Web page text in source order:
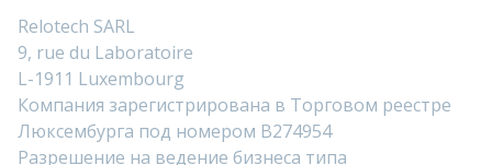
Relotech SARL
9, rue du Laboratoire
L-1911 Luxembourg
Компания зарегистрирована в Торговом реестре
Люксембурга под номером B274954
Разрешение на ведение бизнеса типа